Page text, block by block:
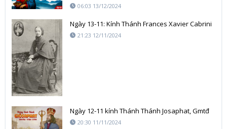
06:03 13/12/2024
Ngày 13-11: Kính Thánh Frances Xavier Cabrini
21:23 12/11/2024
Ngày 12-11 kính Thánh Thánh Josaphat, Gmtđ
20:30 11/11/2024